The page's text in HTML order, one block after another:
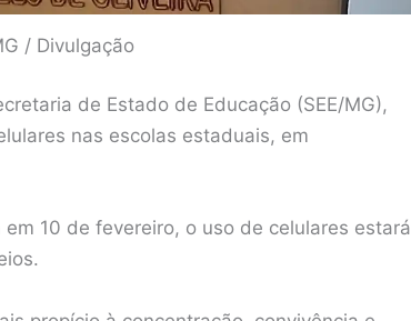
/ Divulgação
de Estado de Educação (SEE/MG),
nas escolas estaduais, em
10 de fevereiro, o uso de celulares estará